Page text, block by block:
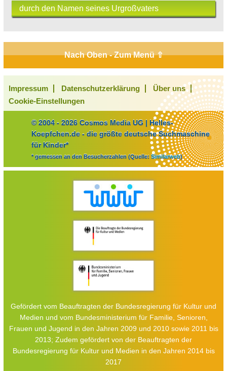
durch den Namen seines Urgroßvaters
Nach Oben - Zum Menü ⇧
Impressum Datenschutzerklärung
Über uns
Cookie-Einstellungen
© 2004 - 2026 Cosmos Media UG | Helles-
Koepfchen.de - die größte deutsche Suchmaschine
für Kinder*
* gemessen an den Besucherzahlen (Quelle: Similarweb)
Gefördert vom Beauftragten der Bundesregierung für Kultur und
Medien und vom Bundesministerium für Familie, Senioren,
Frauen und Jugend in den Jahren 2009 und 2010 sowie 2011 bis
2013; Zudem gefördert von der Beauftragten der
Bundesregierung für Kultur und Medien in den Jahren 2014 bis
2017